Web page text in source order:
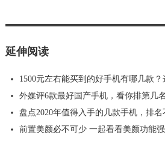
延伸阅读
1500元左右能买到的好手机有哪几款
外媒评6款最好国产手机，看你排第几
盘点2020年值得入手的几款手机，排名
前置美颜必不可少 一起看看美颜功能